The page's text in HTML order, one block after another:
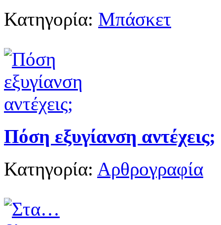
Κατηγορία: Μπάσκετ
Πόση εξυγίανση αντέχεις;
Κατηγορία: Αρθρογραφία